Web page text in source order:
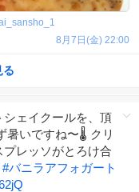
8月7日(金) 22:00
る
ェイクールを、頂
暑いですね〜🌡️ クリ
レッソがとろけ合
#バニラアフォガート